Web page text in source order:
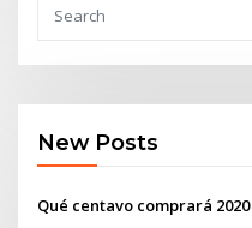
New Posts
Qué centavo comprará 2020